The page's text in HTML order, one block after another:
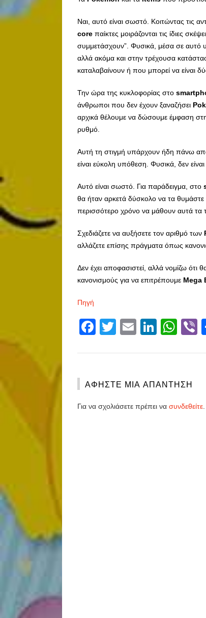
Ναι, αυτό είναι σωστό. Κοιτώντας τις
core παίκτες μοιράζονται τις ίδιες
συμμετάσχουν”. Φυσικά, μέσα σε αυτό
αλλά ακόμα και στην τρέχουσα
καταλαβαίνουν ή που μπορεί να είναι
Την ώρα της κυκλοφορίας στο
άνθρωποι που δεν έχουν ξαναζήσει
αρχικά θέλουμε να δώσουμε έμφαση
ρυθμό.
Αυτή τη στιγμή υπάρχουν ήδη πάνω
είναι εύκολη υπόθεση. Φυσικά, δεν
Αυτό είναι σωστό. Για παράδειγμα, στο
θα ήταν αρκετά δύσκολο να τα θυμάστε
περισσότερο χρόνο να μάθουν αυτά τα
Σχεδιάζετε να αυξήσετε τον αριθμό των
αλλάζετε επίσης πράγματα όπως
Δεν έχει αποφασιστεί, αλλά νομίζω ότι
κανονισμούς για να επιτρέπουμε Mega
Πηγή
Facebook
Twitter
Email
ΑΦΉΣΤΕ ΜΙΑ ΑΠΆΝΤΗΣΗ
Για να σχολιάσετε πρέπει να συνδεθείτε